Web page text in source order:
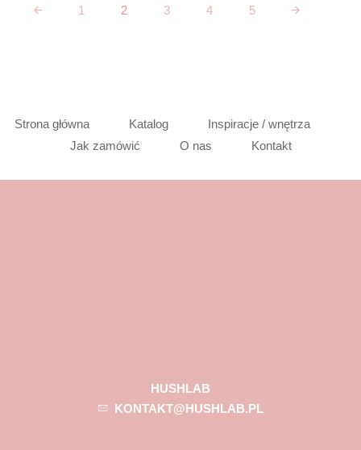
1 2 3 4 5
Strona główna Katalog
Inspiracje / wnętrza
Jak zamówić
O nas Kontakt
HUSHLAB
KONTAKT@HUSHLAB.PL